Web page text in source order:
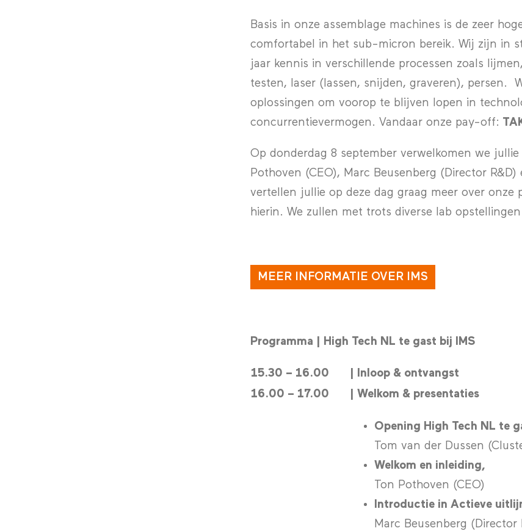
Basis in onze assemblage machines is de zeer
comfortabel in het sub-micron bereik. Wij zijn in
jaar kennis in verschillende processen zoals
testen, laser (lassen, snijden, graveren), persen.
oplossingen om voorop te blijven lopen in
concurrentievermogen. Vandaar onze pay-off:
Op donderdag 8 september verwelkomen we
Pothoven (CEO), Marc Beusenberg (Director
vertellen jullie op deze dag graag meer over
hierin. We zullen met trots diverse lab
MEER INFORMATIE OVER IMS
Programma | High Tech NL te gast bij IMS
15.30 – 16.00
| Inloop & ontvangst
16.00 – 17.00
| Welkom & presentaties
Opening High Tech NL te
Tom van der Dussen
Welkom en inleiding,
Ton Pothoven (CEO)
Introductie in Actieve
Marc Beusenberg (Director